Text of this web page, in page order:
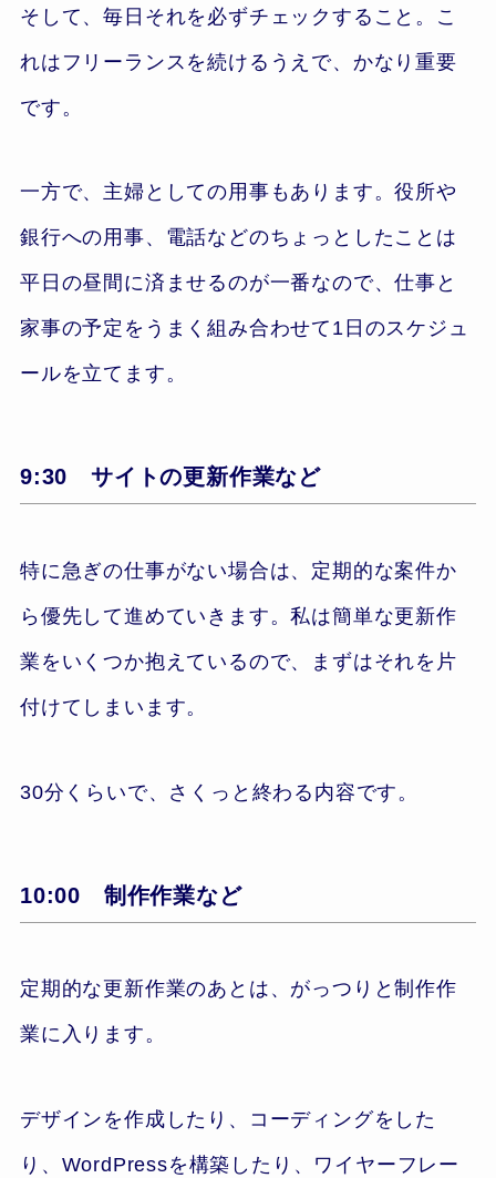
そして、毎日それを必ずチェックすること。こ
れはフリーランスを続けるうえで、かなり重要
です。
一方で、主婦としての用事もあります。役所や
銀行への用事、電話などのちょっとしたことは
平日の昼間に済ませるのが一番なので、仕事と
家事の予定をうまく組み合わせて1日のスケジュ
ールを立てます。
9:30 サイトの更新作業など
特に急ぎの仕事がない場合は、定期的な案件か
ら優先して進めていきます。私は簡単な更新作
業をいくつか抱えているので、まずはそれを片
付けてしまいます。
30分くらいで、さくっと終わる内容です。
10:00 制作作業など
定期的な更新作業のあとは、がっつりと制作作
業に入ります。
デザインを作成したり、コーディングをした
り、WordPressを構築したり、ワイヤーフレー